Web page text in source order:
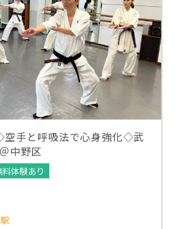
手と呼吸法で心身強化◇武
中野区
料体験あり